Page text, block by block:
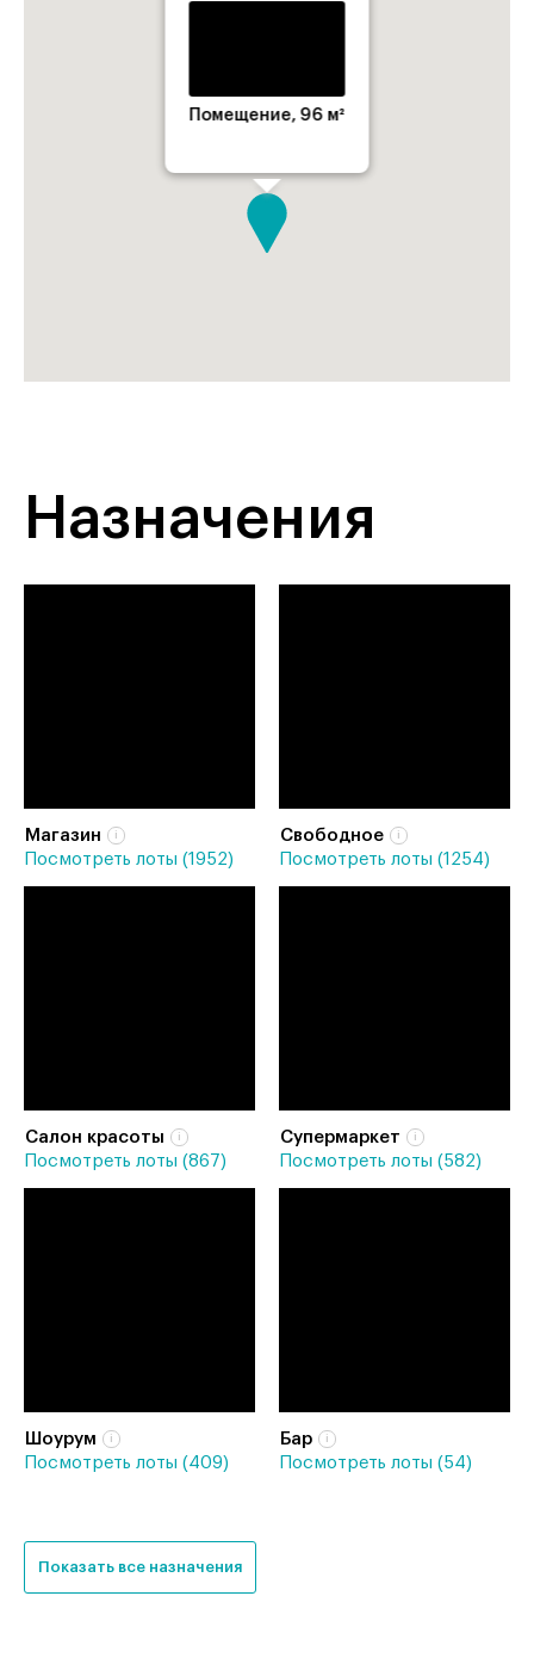
Помещение, 96 м²
Назначения
Магазин
Посмотреть лоты (1952)
Свободное
Посмотреть лоты (1254)
Салон красоты
Посмотреть лоты (867)
Супермаркет
Посмотреть лоты (582)
Шоурум
Посмотреть лоты (409)
Бар
Посмотреть лоты (54)
Показать все назначения